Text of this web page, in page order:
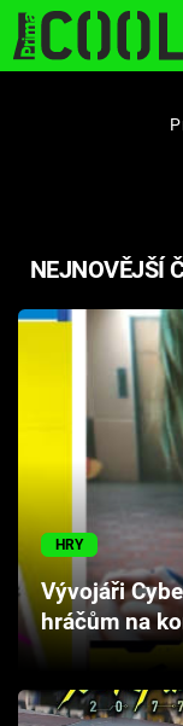
STARHOUSE
PLNEJ
Témata
Seriály
Cool Esport
Pořady
TV Program
NEJNOVĚJŠÍ
HRY
Vývojáři
hráčům na